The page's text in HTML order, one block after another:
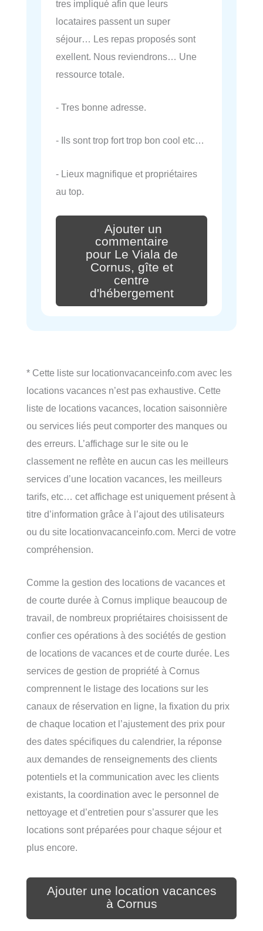
tres impliqué afin que leurs
locataires passent un super
séjour… Les repas proposés sont
exellent. Nous reviendrons… Une
ressource totale.
- Tres bonne adresse.
- Ils sont trop fort trop bon cool etc…
- Lieux magnifique et propriétaires
au top.
Ajouter un
commentaire
pour Le Viala de
Cornus, gîte et
centre
d'hébergement
* Cette liste sur locationvacanceinfo.com avec les
locations vacances n’est pas exhaustive. Cette
liste de locations vacances, location saisonnière
ou services liés peut comporter des manques ou
des erreurs. L’affichage sur le site ou le
classement ne reflète en aucun cas les meilleurs
services d’une location vacances, les meilleurs
tarifs, etc… cet affichage est uniquement présent à
titre d’information grâce à l’ajout des utilisateurs
ou du site locationvacanceinfo.com. Merci de votre
compréhension.
Comme la gestion des locations de vacances et
de courte durée à Cornus implique beaucoup de
travail, de nombreux propriétaires choisissent de
confier ces opérations à des sociétés de gestion
de locations de vacances et de courte durée. Les
services de gestion de propriété à Cornus
comprennent le listage des locations sur les
canaux de réservation en ligne, la fixation du prix
de chaque location et l’ajustement des prix pour
des dates spécifiques du calendrier, la réponse
aux demandes de renseignements des clients
potentiels et la communication avec les clients
existants, la coordination avec le personnel de
nettoyage et d’entretien pour s’assurer que les
locations sont préparées pour chaque séjour et
plus encore.
Ajouter une location vacances
à Cornus